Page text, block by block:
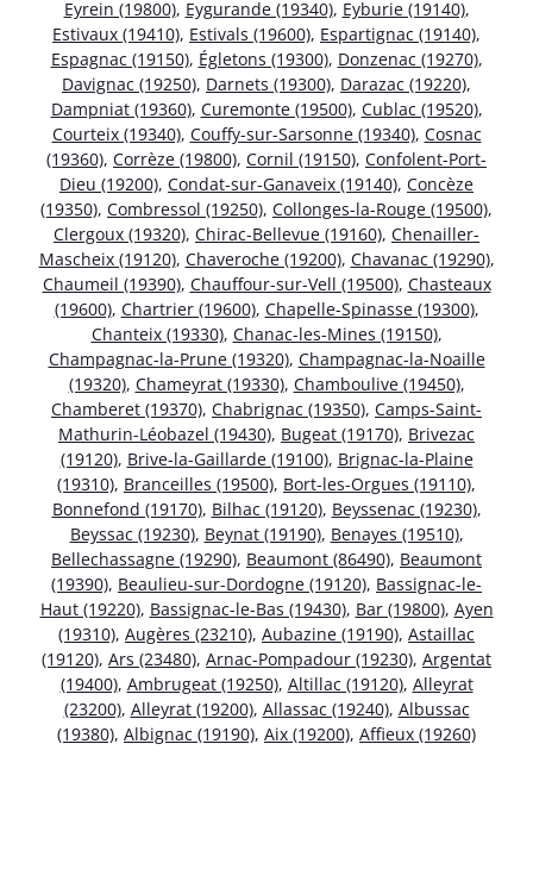
Eyrein (19800), Eygurande (19340), Eyburie (19140),
Estivaux (19410), Estivals (19600), Espartignac (19140),
Espagnac (19150), Égletons (19300), Donzenac (19270),
Davignac (19250), Darnets (19300), Darazac (19220),
Dampniat (19360), Curemonte (19500), Cublac (19520),
Courteix (19340), Couffy-sur-Sarsonne (19340), Cosnac
(19360), Corrèze (19800), Cornil (19150), Confolent-Port-
Dieu (19200), Condat-sur-Ganaveix (19140), Concèze
(19350), Combressol (19250), Collonges-la-Rouge (19500),
Clergoux (19320), Chirac-Bellevue (19160), Chenailler-
Mascheix (19120), Chaveroche (19200), Chavanac (19290),
Chaumeil (19390), Chauffour-sur-Vell (19500), Chasteaux
(19600), Chartrier (19600), Chapelle-Spinasse (19300),
Chanteix (19330), Chanac-les-Mines (19150),
Champagnac-la-Prune (19320), Champagnac-la-Noaille
(19320), Chameyrat (19330), Chamboulive (19450),
Chamberet (19370), Chabrignac (19350), Camps-Saint-
Mathurin-Léobazel (19430), Bugeat (19170), Brivezac
(19120), Brive-la-Gaillarde (19100), Brignac-la-Plaine
(19310), Branceilles (19500), Bort-les-Orgues (19110),
Bonnefond (19170), Bilhac (19120), Beyssenac (19230),
Beyssac (19230), Beynat (19190), Benayes (19510),
Bellechassagne (19290), Beaumont (86490), Beaumont
(19390), Beaulieu-sur-Dordogne (19120), Bassignac-le-
Haut (19220), Bassignac-le-Bas (19430), Bar (19800), Ayen
(19310), Augères (23210), Aubazine (19190), Astaillac
(19120), Ars (23480), Arnac-Pompadour (19230), Argentat
(19400), Ambrugeat (19250), Altillac (19120), Alleyrat
(23200), Alleyrat (19200), Allassac (19240), Albussac
(19380), Albignac (19190), Aix (19200), Affieux (19260)